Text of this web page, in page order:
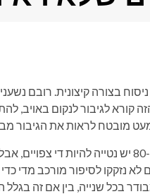
ניסוח בצורה קיצונית. רובם
קורא לגיבור לנקום באויב,
מובטח לראות את הגיבור
מבחינת הסיפור, לסרטי אומנויות לחימה משנות ה-70 וה-
נזקקו לסיפור מורכב מדי
בכל שנייה, בין אם זה בגלל